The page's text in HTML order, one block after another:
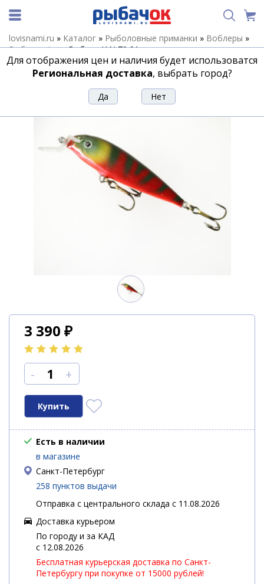
lovisnami.ru » Каталог » Рыболовные приманки » Воблеры »
Воблеры Jan»Воблер JAN 70 91
Воблер JAN 70 91
3 390 ₽
- +
Есть в наличии
в магазине
Санкт-Петербург
258 пунктов выдачи
Отправка с центрального склада с 11.08.2026
Доставка курьером
По городу и за КАД
c 12.08.2026
Бесплатная курьерская доставка по Санкт-
Петербургу при покупке от 15000 рублей!
Для отображения цен и наличия будет использоватся
Региональная доставка, выбрать город?